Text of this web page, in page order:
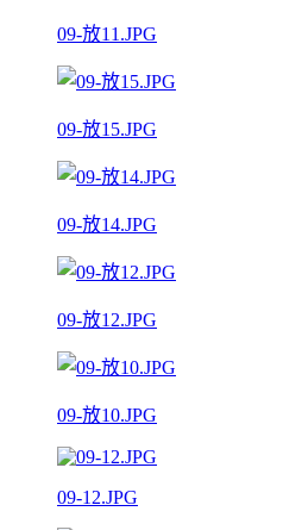
09-放11.JPG
09-放15.JPG
09-放14.JPG
09-放12.JPG
09-放10.JPG
09-12.JPG